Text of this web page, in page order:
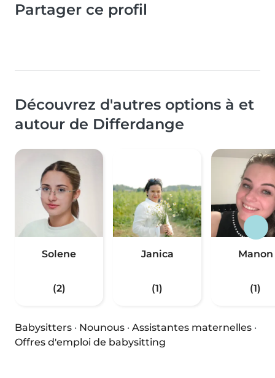
Partager ce profil
Découvrez d'autres options à et
autour de Differdange
Solene
(2)
Janica
(1)
Manon
(1)
Babysitters · Nounous · Assistantes maternelles ·
Offres d'emploi de babysitting